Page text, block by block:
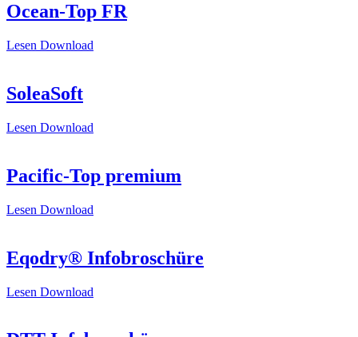
Ocean-Top FR
Lesen Download
SoleaSoft
Lesen Download
Pacific-Top premium
Lesen Download
Eqodry® Infobroschüre
Lesen Download